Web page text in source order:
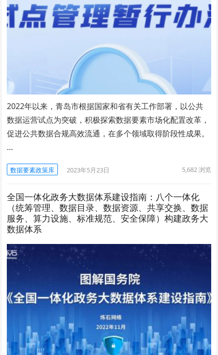
2022年以来，青岛市根据国家和省有关工作部署，以公共
数据运营试点为突破，积极探索数据要素市场化配置改革，
促进公共数据合规高效流通，在多个领域取得阶段性成果。
…
数据要素政策库 2023年5月23日 5,682浏览
全国一体化政务大数据体系建设指南：八个一体化
（统筹管理、数据目录、数据资源、共享交换、数据
服务、算力设施、标准规范、安全保障）构建政务大
数据体系